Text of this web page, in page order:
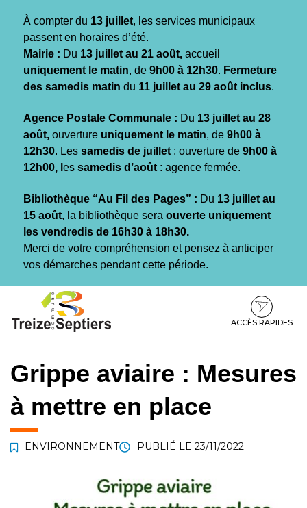
À compter du 13 juillet, les services municipaux
passent en horaires d’été.
Mairie : Du 13 juillet au 21 août, accueil
uniquement le matin, de 9h00 à 12h30. Fermeture
des samedis matin du 11 juillet au 29 août inclus.
Agence Postale Communale : Du 13 juillet au 28
août, ouverture uniquement le matin, de 9h00 à
12h30. Les samedis de juillet : ouverture de 9h00 à
12h00, l es samedis d’août : agence fermée.
Bibliothèque “Au Fil des Pages” : Du 13 juillet au
15 août, la bibliothèque sera ouverte uniquement
les vendredis de 16h30 à 18h30.
Merci de votre compréhension et pensez à anticiper
vos démarches pendant cette période.
contenu
pied
ACCÈS RAPIDES
Grippe aviaire : Mesures
à mettre en place
ENVIRONNEMENT PUBLIÉ LE 23/11/2022